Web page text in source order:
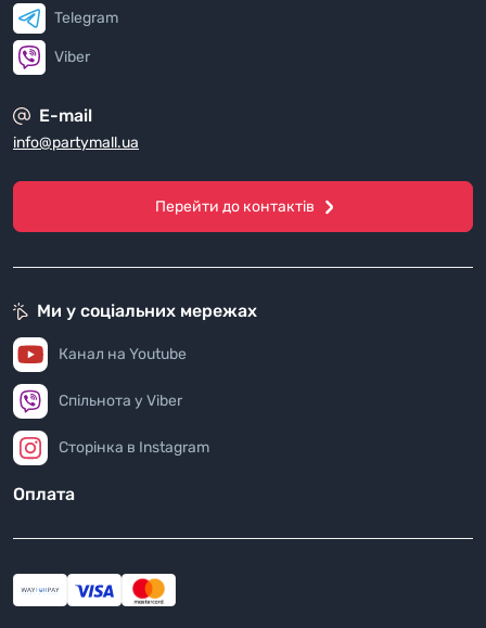
Telegram
Viber
E-mail
info@partymall.ua
Перейти до контактів
Ми у соціальних мережах
Канал на Youtube
Спільнота у Viber
Сторінка в Instagram
Оплата